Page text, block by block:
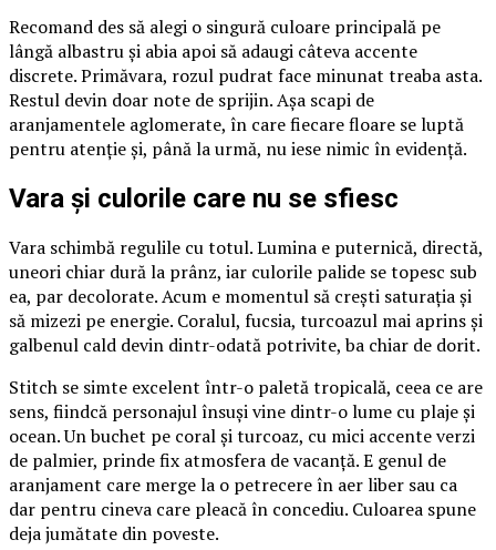
Recomand des să alegi o singură culoare principală pe
lângă albastru și abia apoi să adaugi câteva accente
discrete. Primăvara, rozul pudrat face minunat treaba asta.
Restul devin doar note de sprijin. Așa scapi de
aranjamentele aglomerate, în care fiecare floare se luptă
pentru atenție și, până la urmă, nu iese nimic în evidență.
Vara și culorile care nu se sfiesc
Vara schimbă regulile cu totul. Lumina e puternică, directă,
uneori chiar dură la prânz, iar culorile palide se topesc sub
ea, par decolorate. Acum e momentul să crești saturația și
să mizezi pe energie. Coralul, fucsia, turcoazul mai aprins și
galbenul cald devin dintr-odată potrivite, ba chiar de dorit.
Stitch se simte excelent într-o paletă tropicală, ceea ce are
sens, fiindcă personajul însuși vine dintr-o lume cu plaje și
ocean. Un buchet pe coral și turcoaz, cu mici accente verzi
de palmier, prinde fix atmosfera de vacanță. E genul de
aranjament care merge la o petrecere în aer liber sau ca
dar pentru cineva care pleacă în concediu. Culoarea spune
deja jumătate din poveste.